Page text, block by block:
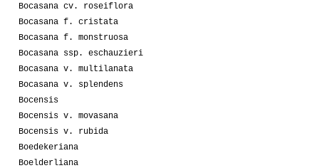
Bocasana cv. roseiflora
Bocasana f. cristata
Bocasana f. monstruosa
Bocasana ssp. eschauzieri
Bocasana v. multilanata
Bocasana v. splendens
Bocensis
Bocensis v. movasana
Bocensis v. rubida
Boedekeriana
Boelderliana